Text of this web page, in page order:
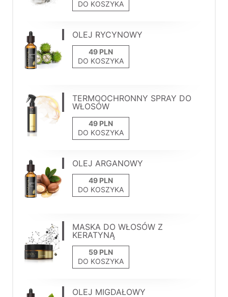
DO KOSZYKA
OLEJ RYCYNOWY
DO KOSZYKA
TERMOOCHRONNY SPRAY DO
WŁOSÓW
DO KOSZYKA
OLEJ ARGANOWY
DO KOSZYKA
MASKA DO WŁOSÓW Z
KERATYNĄ
DO KOSZYKA
OLEJ MIGDAŁOWY